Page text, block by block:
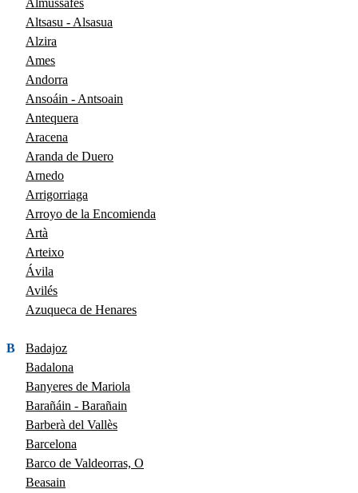
Altsasu - Alsasua
Alzira
Ames
Andorra
Ansoáin - Antsoain
Antequera
Aracena
Aranda de Duero
Arnedo
Arrigorriaga
Arroyo de la Encomienda
Artà
Arteixo
Ávila
Avilés
Azuqueca de Henares
B
Badajoz
Badalona
Banyeres de Mariola
Barañáin - Barañain
Barberà del Vallès
Barcelona
Barco de Valdeorras, O
Beasain